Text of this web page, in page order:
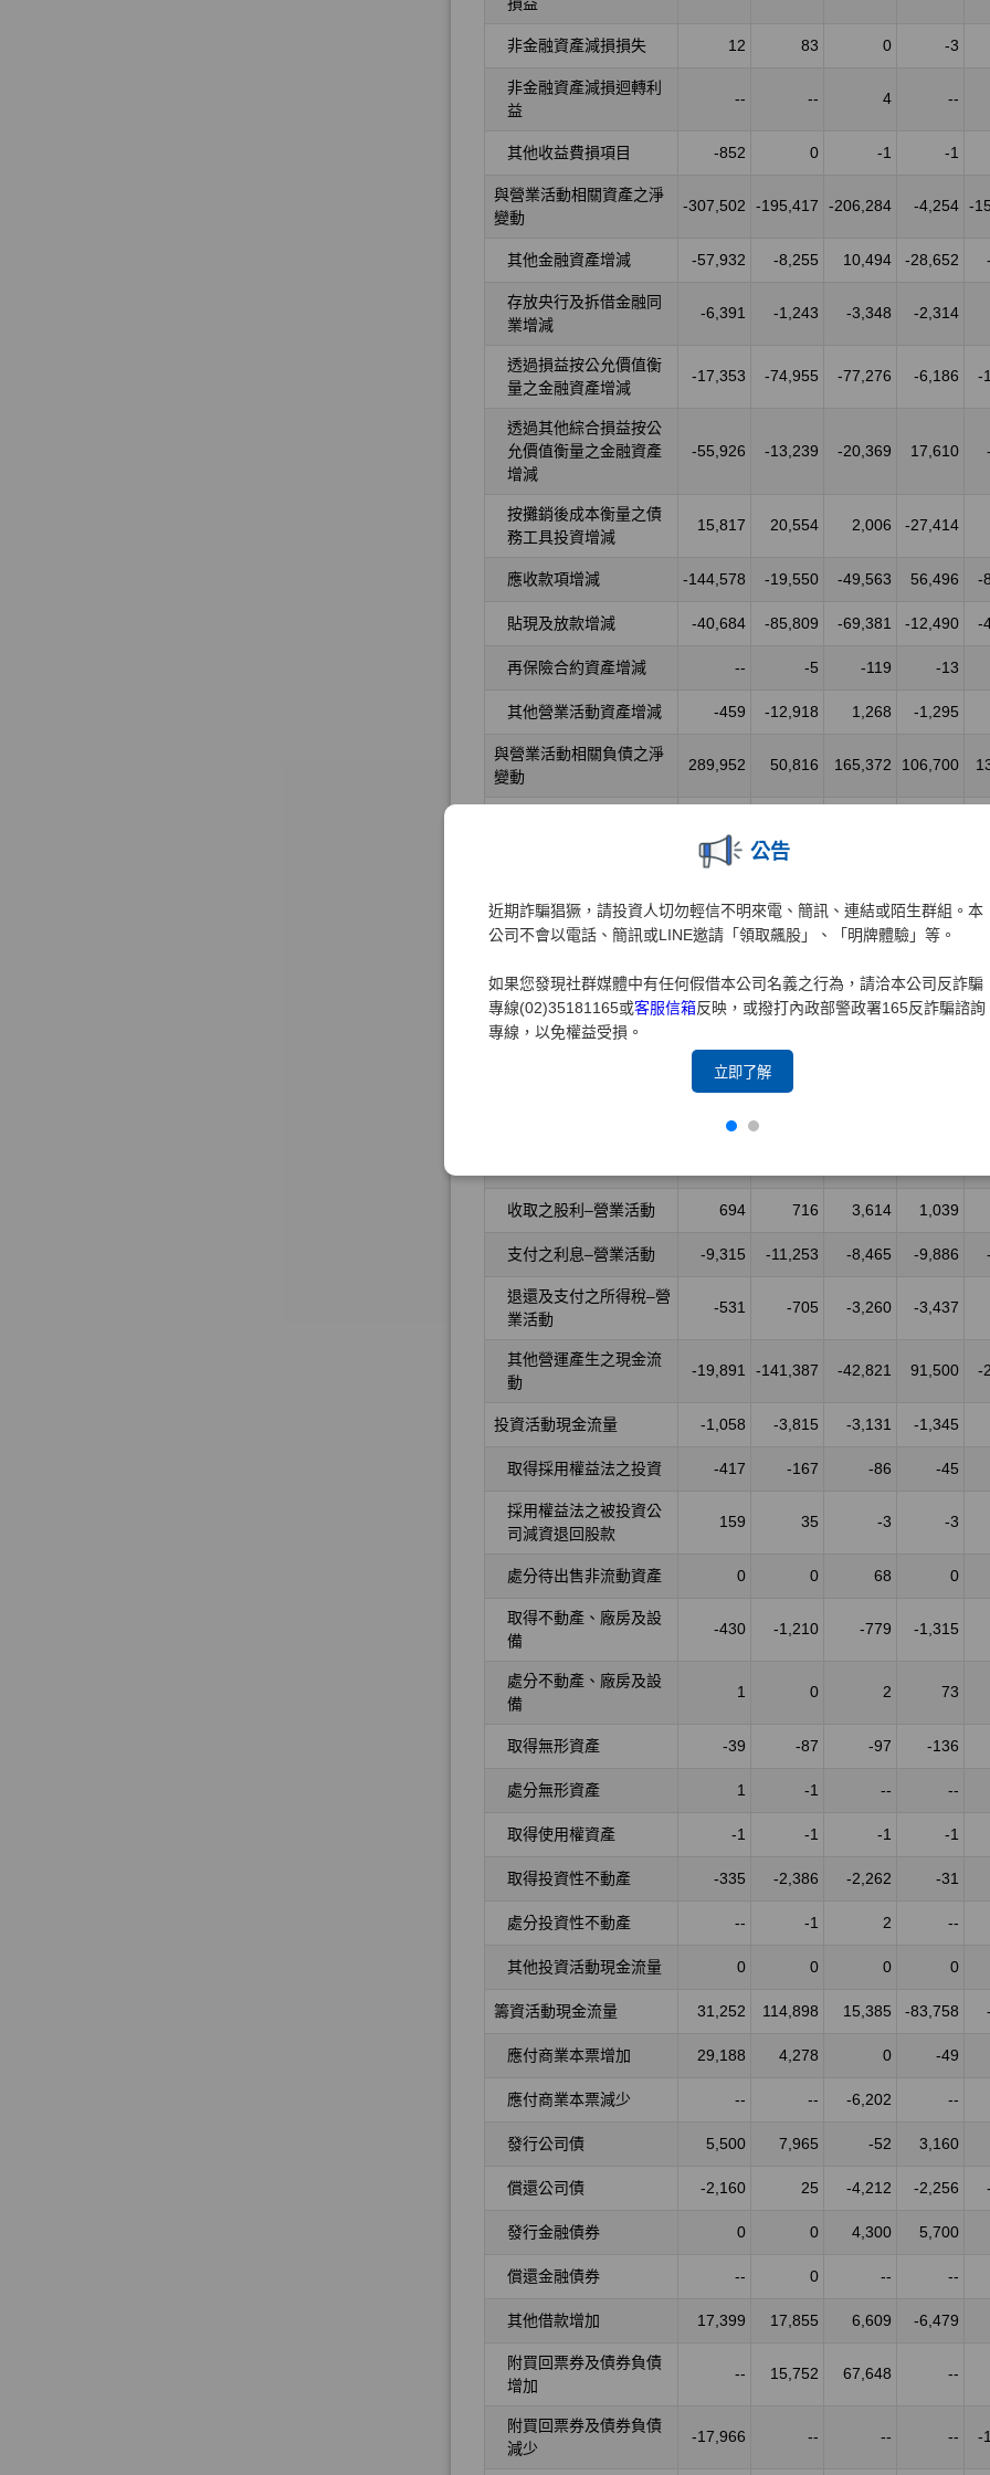
公告
近期詐騙猖獗，請投資人切勿輕信不明來電、簡訊、連結或陌生群組。本
公司不會以電話、簡訊或LINE邀請「領取飆股」、「明牌體驗」等。
如果您發現社群媒體中有任何假借本公司名義之行為，請洽本公司反詐騙
專線(02)35181165或客服信箱反映，或撥打內政部警政署165反詐騙諮詢
專線，以免權益受損。
立即了解